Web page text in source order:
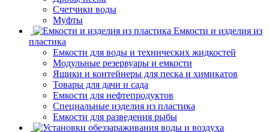
Счетчики воды
Муфты
Емкости и изделия из
пластика
Емкости для воды и технических жидкостей
Модульные резервуары и емкости
Ящики и контейнеры для песка и химикатов
Товары для дачи и сада
Емкости для нефтепродуктов
Специальные изделия из пластика
Емкости для разведения рыбы